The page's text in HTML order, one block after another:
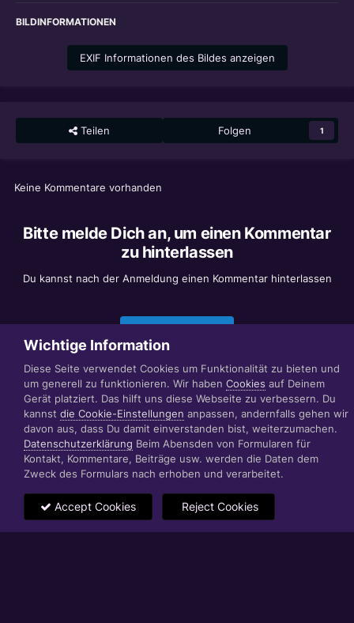
BILDINFORMATIONEN
EXIF Informationen des Bildes anzeigen
Teilen Folgen 1
Keine Kommentare vorhanden
Bitte melde Dich an, um einen Kommentar
zu hinterlassen
Du kannst nach der Anmeldung einen Kommentar hinterlassen
Datenschutzerklärung Impressum
© 1999 - 2022 RÄBIGER IT|WEB|VIDEO|CONSULTING
www.raebiger.pro
Powered by Invision Community
Wichtige Information
Diese Seite verwendet Cookies um Funktionalität zu bieten und
um generell zu funktionieren. Wir haben Cookies auf Deinem
Gerät platziert. Das hilft uns diese Webseite zu verbessern. Du
kannst die Cookie-Einstellungen anpassen, andernfalls gehen wir
davon aus, dass Du damit einverstanden bist, weiterzumachen.
Datenschutzerklärung Beim Abensden von Formularen für
Kontakt, Kommentare, Beiträge usw. werden die Daten dem
Zweck des Formulars nach erhoben und verarbeitet.
Accept Cookies Reject Cookies